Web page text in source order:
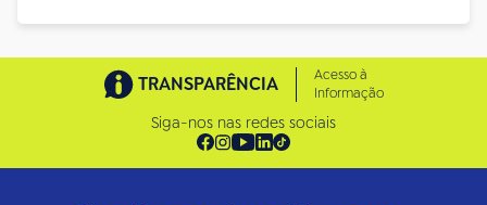
TRANSPARÊNCIA
Acesso à
Informação
Siga-nos nas redes sociais